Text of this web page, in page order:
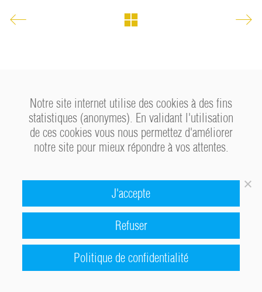
Vigier Génie Civil- Contractant Général duGroupe Vigier Entreprises
Contactez-nouscommunication@vigier-construction.com
© Copyright 2019. Tous droits réservés -Mentions légales-
Politique de Confidentialité| Une société duGroupe Vigier
Notre site internet utilise des cookies à des fins
statistiques (anonymes). En validant l'utilisation
de ces cookies vous nous permettez d'améliorer
notre site pour mieux répondre à vos attentes.
J'accepte
Refuser
Politique de confidentialité